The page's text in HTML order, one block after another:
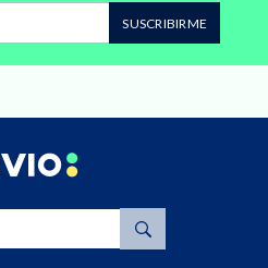
SUSCRIBIRME